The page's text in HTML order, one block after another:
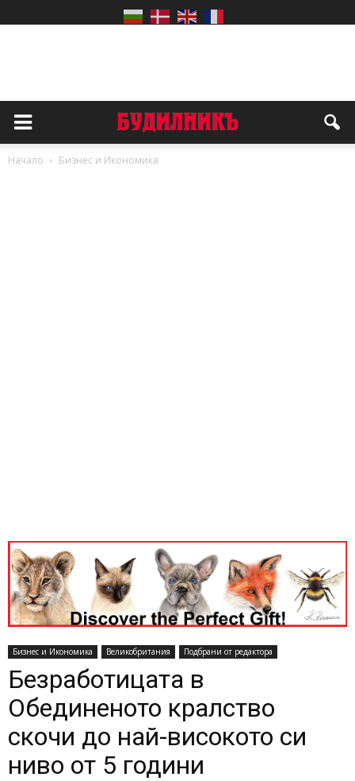
Начало Бизнес и Икономика
Бизнес и Икономика Великобритания Подбрани от редактора
Безработицата в
Обединеното кралство
скочи до най-високото си
ниво от 5 години